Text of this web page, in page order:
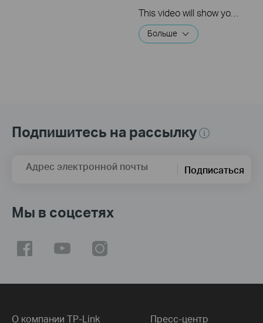
This video will show you how to link your TP-Link Tapo account to Google Assistant
Больше
Подпишитесь на рассылку
Адрес электронной почты Подписаться
Мы в соцсетях
О компании TP-Link Пресс-центр